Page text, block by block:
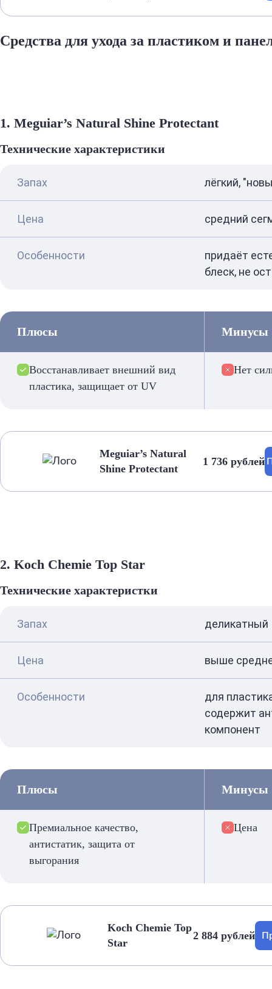
Средства для ухода за пластиком и
1. Meguiar’s Natural Shine Protectant
Технические характеристики
Запах лёгкий,
Цена средний
Особенности
придаёт
блеск, не
Плюсы
Восстанавливает внешний вид
пластика, защищает от UV
Минусы
Нет
Meguiar’s Natural
Shine Protectant
1 736 рублей
2. Koch Chemie Top Star
Технические характеристки
Запах деликатный
Цена выше
Особенности
для
содержит
компонент
Плюсы
Премиальное качество,
антистатик, защита от
выгорания
Минусы
Цена
Koch Chemie Top
Star
2 884 рублей